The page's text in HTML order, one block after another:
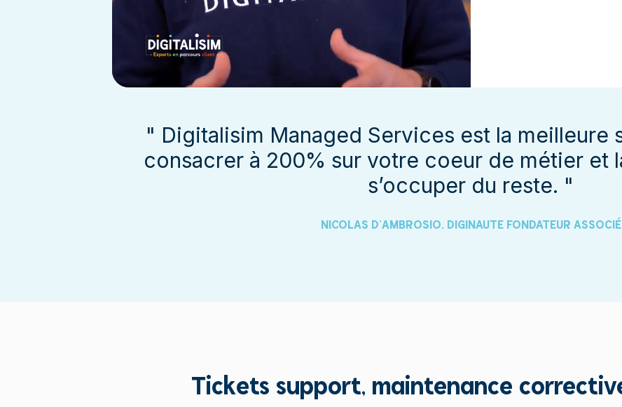
" Digitalisim Managed Services est la meilleure
consacrer à 200% sur votre coeur de métier et
s’occuper du reste. "
NICOLAS D’AMBROSIO, DIGINAUTE FONDATEUR ASSOCIÉ
Tickets support, maintenance